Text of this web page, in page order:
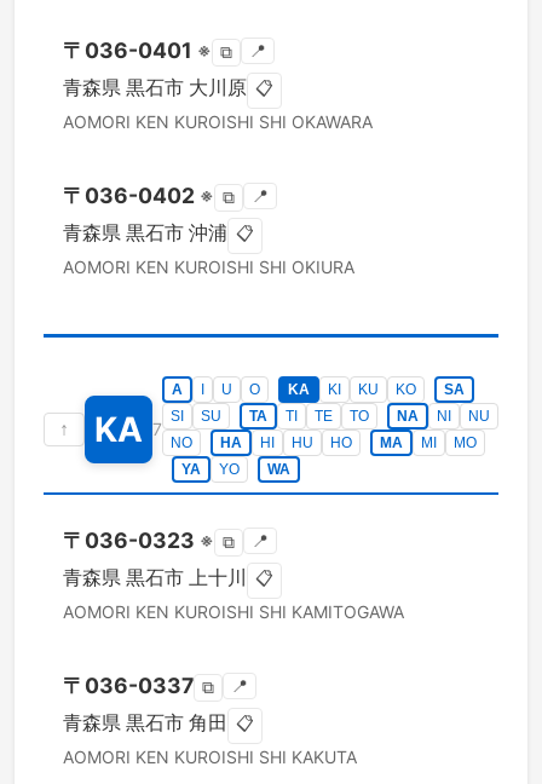
〒 036-0401 ※ ⧉ 📍
青森県 黒石市 大川原 📋
AOMORI KEN KUROISHI SHI OKAWARA
〒 036-0402 ※ ⧉ 📍
青森県 黒石市 沖浦 📋
AOMORI KEN KUROISHI SHI OKIURA
↑ KA 7
A U O KA KI KU KO
SA
SI
SU TA TI TE TO NA NI
NU
NO
HA HI HU HO MA MI
MO
YA
YO WA
〒 036-0323 ※ ⧉ 📍
青森県 黒石市 上十川 📋
AOMORI KEN KUROISHI SHI KAMITOGAWA
〒 036-0337 ⧉ 📍
青森県 黒石市 角田 📋
AOMORI KEN KUROISHI SHI KAKUTA